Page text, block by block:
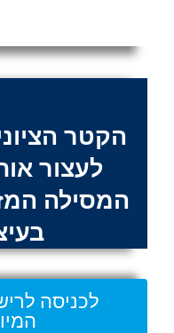
הקטר
לעצור
המסילה
לכניסה